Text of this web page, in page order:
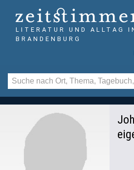
LITERATUR UND ALLTAG
BRANDENBURG